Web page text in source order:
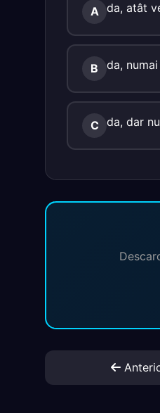
A da, atât
B da,
C da, dar